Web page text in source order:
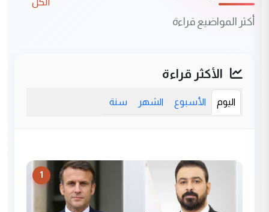
أكثر المواضيع قراءة
الأكثر قراءة
اليوم الأسبوع الشهر سنة
1